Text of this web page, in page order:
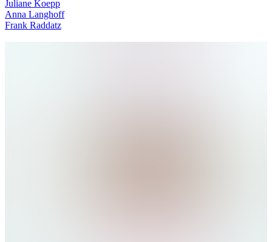
Juliane Koepp
Anna Langhoff
Frank Raddatz